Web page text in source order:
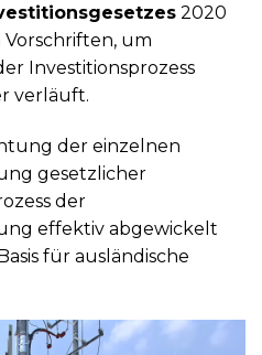
2020
um
Investitionsprozess
verläuft.
der einzelnen
gesetzlicher
der
effektiv abgewickelt
für ausländische